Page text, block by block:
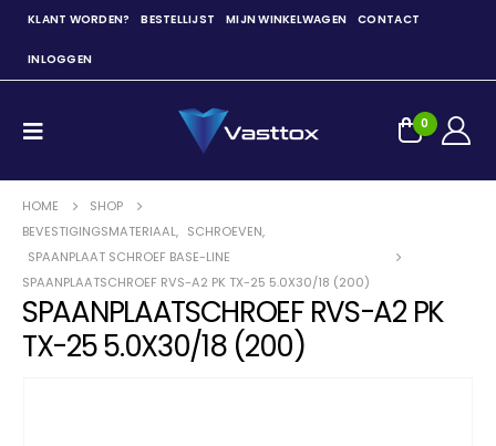
KLANT WORDEN? BESTELLIJST MIJN WINKELWAGEN CONTACT
INLOGGEN
0
HOME
SHOP
BEVESTIGINGSMATERIAAL, SCHROEVEN,
SPAANPLAAT SCHROEF BASE-LINE
SPAANPLAATSCHROEF RVS-A2 PK TX-25 5.0X30/18 (200)
SPAANPLAATSCHROEF RVS-A2 PK
TX-25 5.0X30/18 (200)